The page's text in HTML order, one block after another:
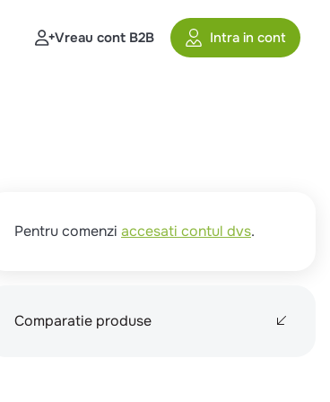
Vreau cont B2B Intra in cont
Pentru comenzi accesati contul dvs.
Comparatie produse